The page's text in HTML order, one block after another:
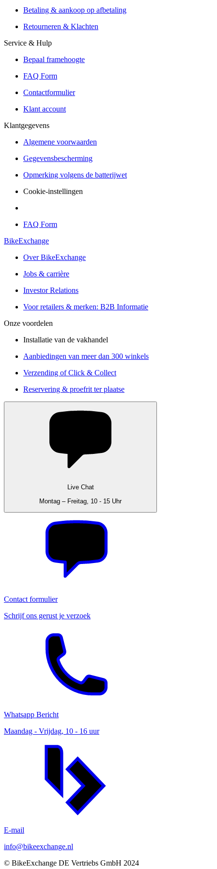
Verzending of Click & Collect
Reservering & proefrit ter plaatse
Betaling & aankoop op afbetaling
Retourneren & Klachten
Service & Hulp
Bepaal framehoogte
FAQ Form
Contactformulier
Klant account
Klantgegevens
Algemene voorwaarden
Gegevensbescherming
Opmerking volgens de batterijwet
Cookie-instellingen
FAQ Form
BikeExchange
Over BikeExchange
Jobs & carrière
Investor Relations
Voor retailers & merken: B2B Informatie
Onze voordelen
Installatie van de vakhandel
Aanbiedingen van meer dan 300 winkels
Verzending of Click & Collect
Reservering & proefrit ter plaatse
Live Chat
Montag – Freitag, 10 - 15 Uhr
Contact formulier
Schrijf ons gerust je verzoek
Whatsapp Bericht
Maandag - Vrijdag, 10 - 16 uur
E-mail
info@bikeexchange.nl
© BikeExchange DE Vertriebs GmbH 2024